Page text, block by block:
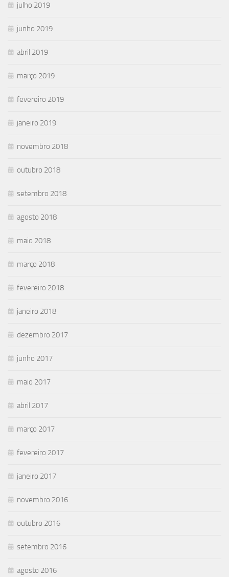
julho 2019
junho 2019
abril 2019
março 2019
fevereiro 2019
janeiro 2019
novembro 2018
outubro 2018
setembro 2018
agosto 2018
maio 2018
março 2018
fevereiro 2018
janeiro 2018
dezembro 2017
junho 2017
maio 2017
abril 2017
março 2017
fevereiro 2017
janeiro 2017
novembro 2016
outubro 2016
setembro 2016
agosto 2016